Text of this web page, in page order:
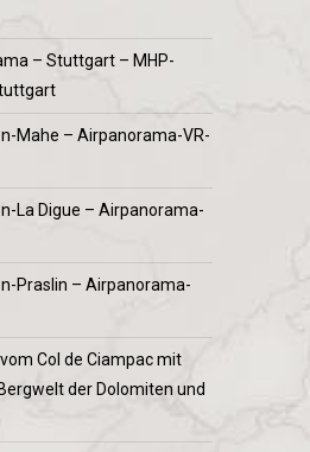
– Stuttgart – MHP-
Mahe – Airpanorama-VR-
La Digue – Airpanorama-
Praslin – Airpanorama-
Col de Ciampac mit
der Dolomiten und